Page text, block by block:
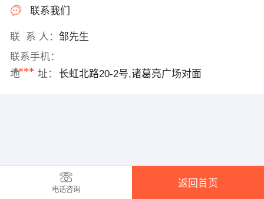
联系我们
联 系 人： 邹先生
联系手机：
****
地 址： 长虹北路20-2号,诸葛亮广场对面
电话咨询
返回首页